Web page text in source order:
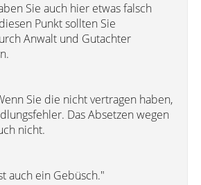
Sie auch hier etwas falsch
Punkt sollten Sie
Anwalt und Gutachter
Sie die nicht vertragen haben,
Das Absetzen wegen
nicht.
auch ein Gebüsch."